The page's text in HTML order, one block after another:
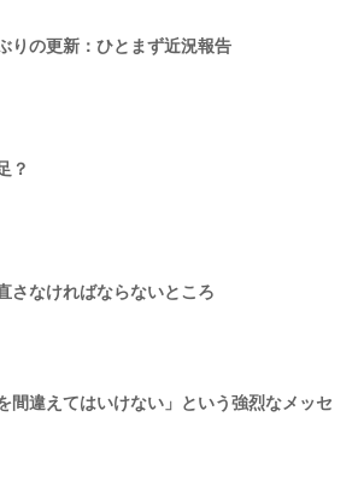
りの更新：ひとまず近況報告
？
さなければならないところ
間違えてはいけない」という強烈なメッセ